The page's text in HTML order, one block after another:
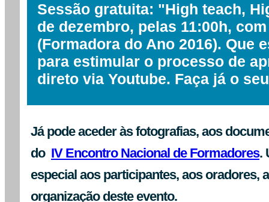
Sessão gratuita: "High teach,
de dezembro, pelas 11:00h,
(Formadora do Ano 2016). Que
para estimular o processo de
direto via Youtube. Faça já o
Já pode aceder às fotografias, aos
do IV Encontro Nacional de Formadores.
especial aos participantes, aos oradores,
organização deste evento.